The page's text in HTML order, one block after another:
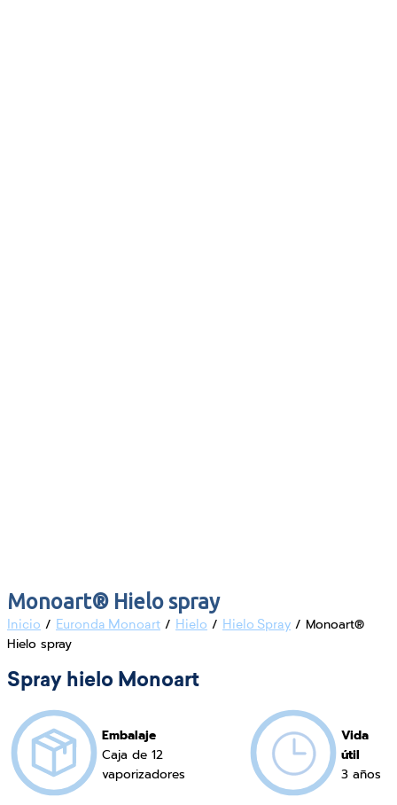
Monoart® Hielo spray
Inicio / Euronda Monoart / Hielo / Hielo Spray / Monoart®
Hielo spray
Spray hielo Monoart
Embalaje
Caja de 12
vaporizadores
Vida
útil
3 años